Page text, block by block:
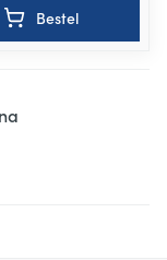
Bestel
pagina